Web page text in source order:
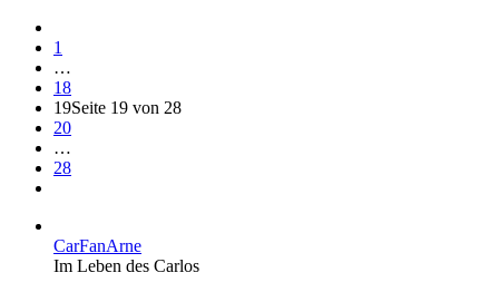
1
…
18
19Seite 19 von 28
20
…
28
CarFanArne
Im Leben des Carlos